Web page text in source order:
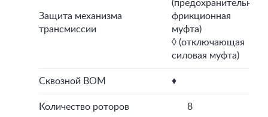
Защита механизма
трансмиссии
(предохранительная
фрикционная
муфта)
◊ (отключающая
силовая муфта)
Сквозной ВОМ ♦
Количество роторов 8